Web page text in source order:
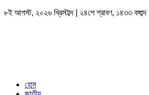
৮ই আগস্ট, ২০২৬ খ্রিস্টাব্দ | ২৪শে শ্রাবণ, ১৪৩৩
হোম